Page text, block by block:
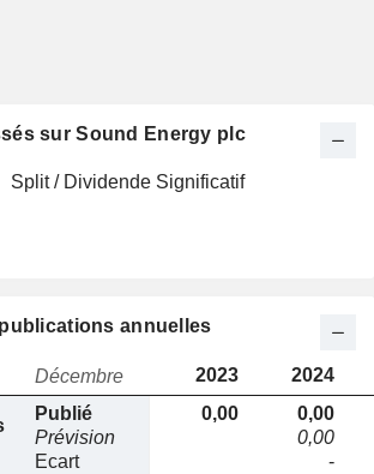
sur Sound Energy plc
Split / Dividende Significatif
annuelles
Décembre 2023 2024
Publié
Prévision
Ecart
0,00
0,00
0,00
-